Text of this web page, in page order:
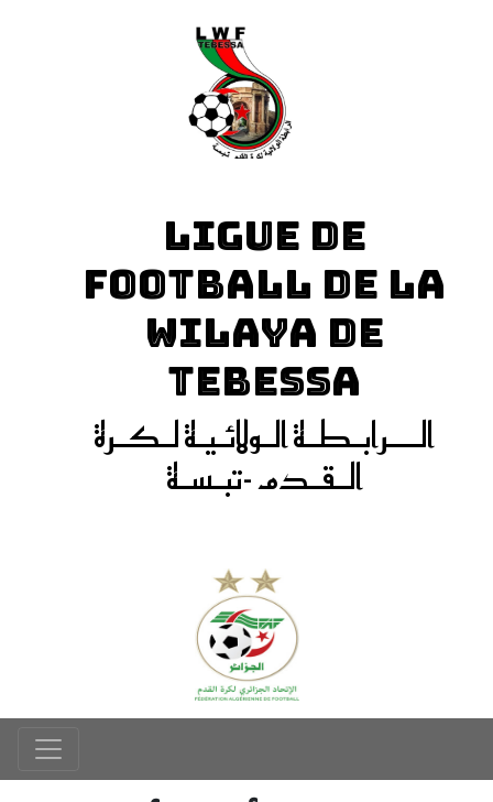
LIGUE DE
FOOTBALL DE LA
WILAYA DE
TEBESSA
الـــرابـطـة الـولائـيـة لـكـرة
الـقـدم -تبـسـة